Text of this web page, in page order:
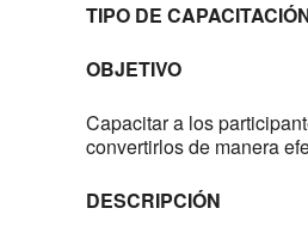
TIPO DE
OBJETIVO
Capacitar a los
convertirlos de manera
DESCRIPCIÓN